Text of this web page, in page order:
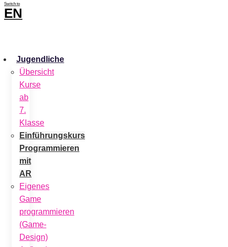
Switch to
EN
Jugendliche
Übersicht
Kurse
ab
7.
Klasse
Einführungskurs
Programmieren
mit
AR
Eigenes
Game
programmieren
(Game-
Design)